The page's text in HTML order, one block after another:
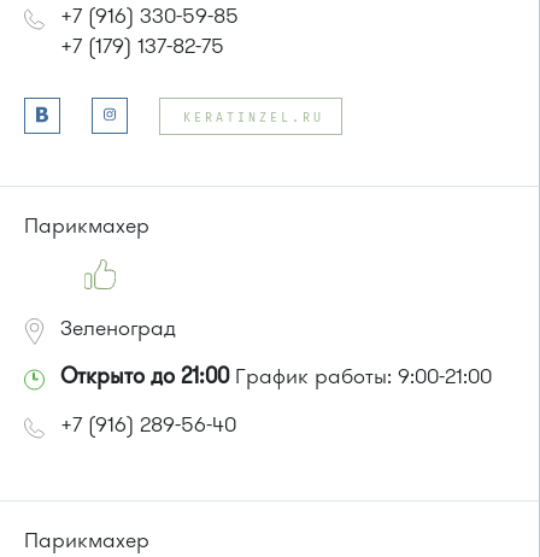
+7 (916) 330-59-85
+7 (179) 137-82-75
KERATINZEL.RU
Парикмахер
Зеленоград
Открыто до 21:00График работы: 9:00-21:00
+7 (916) 289-56-40
Парикмахер